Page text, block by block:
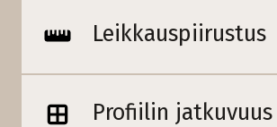
Leikkauspiirustus
Profiilin jatkuvuus